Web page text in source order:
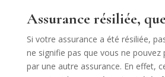
Assurance résiliée,
Si votre assurance a été résiliée,
ne signifie pas que vous ne pouvez
par une autre assurance. En effet,